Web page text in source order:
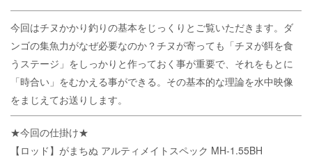
今回はチヌかかり釣りの基本をじっくりとご覧いただきます。ダ
ンゴの集魚力がなぜ必要なのか？チヌが寄っても「チヌが餌を食
うステージ」をしっかりと作っておく事が重要で、それをもとに
「時合い」をむかえる事ができる。その基本的な理論を水中映像
をまじえてお送りします。
★今回の仕掛け★
【ロッド】がまちぬ アルティメイトスペック MH-1.55BH